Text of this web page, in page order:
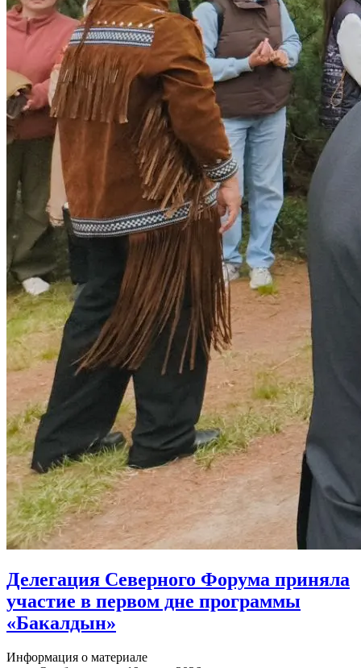
Делегация Северного Форума приняла
участие в первом дне программы
«Бакалдын»
Информация о материале